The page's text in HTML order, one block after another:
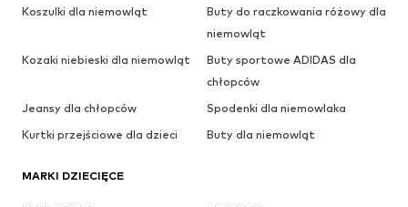
Koszulki dla niemowląt
Buty do raczkowania różowy dla
niemowląt
Kozaki niebieski dla niemowląt
Buty sportowe ADIDAS dla
chłopców
Jeansy dla chłopców
Spodenki dla niemowlaka
Kurtki przejściowe dla dzieci
Buty dla niemowląt
MARKI DZIECIĘCE